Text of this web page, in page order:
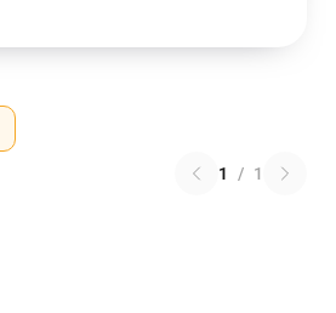
1 / 1